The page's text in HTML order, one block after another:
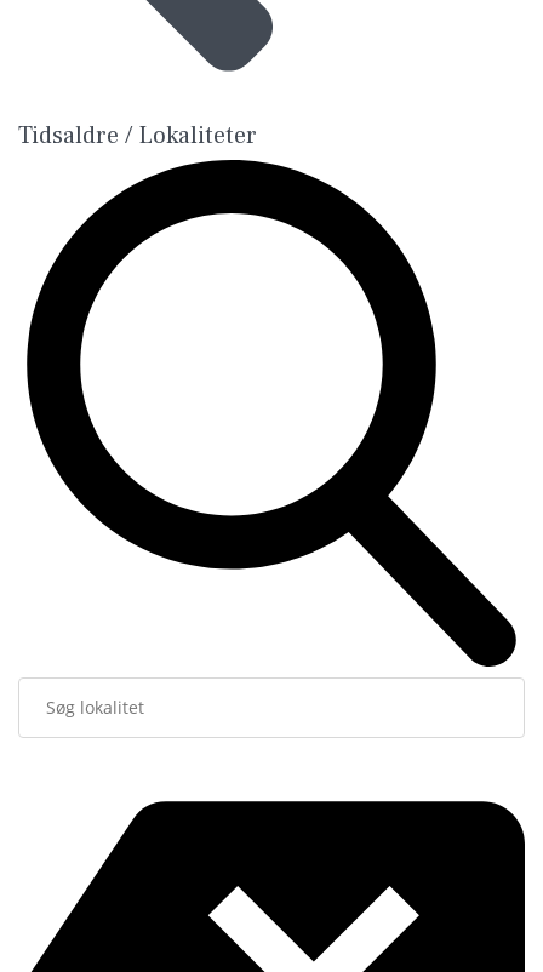
Tidsaldre / Lokaliteter